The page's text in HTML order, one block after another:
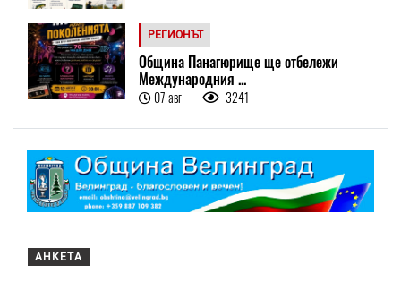
РЕГИОНЪТ
Община Панагюрище ще отбележи
Международния ...
07 авг 3241
АНКЕТА